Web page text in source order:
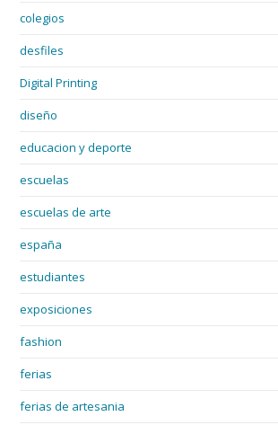
colegios
desfiles
Digital Printing
diseño
educacion y deporte
escuelas
escuelas de arte
españa
estudiantes
exposiciones
fashion
ferias
ferias de artesania